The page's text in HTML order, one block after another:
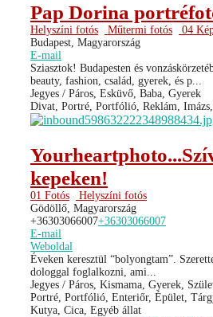
Pap Dorina
Helyszíni fotós Műtermi fotós
04
Budapest, Magyarország
E-mail
Sziasztok! Budapesten és
beauty, fashion, család, gyerek, és p...
Jegyes / Páros, Esküvő, Baba, Gyerek
Divat, Portré, Portfólió, Reklám,
kepeken!
01 Fotós
Helyszíni fotós
Gödöllő, Magyarország
+36303066007+36303066007
E-mail
Weboldal
Éveken keresztül “bolyongtam”.
dologgal foglalkozni, ami...
Jegyes / Páros, Kismama, Gyerek,
Portré, Portfólió, Enteriőr, Épület,
Kutya, Cica, Egyéb állat